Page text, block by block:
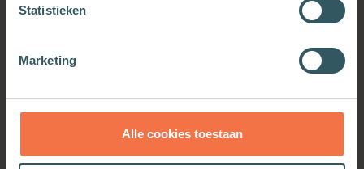
Statistieken
Marketing
Alle cookies toestaan
Asclepius
Meer informatie